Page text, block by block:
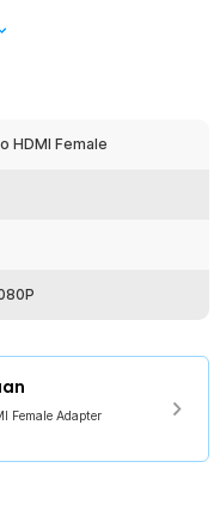
tambahan, sehingga
sehingga kualitas
tanpa penurunan
tersebut sebelum
ukuran kecil dan
Cocok sebagai
HDMI Female
Female Adapter